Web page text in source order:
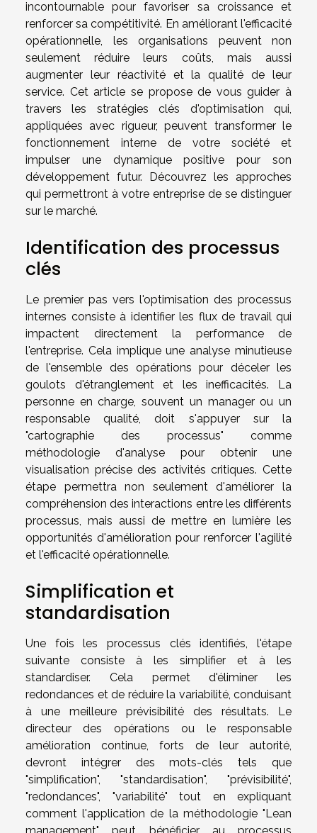
incontournable pour favoriser sa croissance et
renforcer sa compétitivité. En améliorant l'efficacité
opérationnelle, les organisations peuvent non
seulement réduire leurs coûts, mais aussi
augmenter leur réactivité et la qualité de leur
service. Cet article se propose de vous guider à
travers les stratégies clés d'optimisation qui,
appliquées avec rigueur, peuvent transformer le
fonctionnement interne de votre société et
impulser une dynamique positive pour son
développement futur. Découvrez les approches
qui permettront à votre entreprise de se distinguer
sur le marché.
Identification des processus
clés
Le premier pas vers l'optimisation des processus
internes consiste à identifier les flux de travail qui
impactent directement la performance de
l'entreprise. Cela implique une analyse minutieuse
de l'ensemble des opérations pour déceler les
goulots d'étranglement et les inefficacités. La
personne en charge, souvent un manager ou un
responsable qualité, doit s'appuyer sur la
"cartographie des processus" comme
méthodologie d'analyse pour obtenir une
visualisation précise des activités critiques. Cette
étape permettra non seulement d'améliorer la
compréhension des interactions entre les différents
processus, mais aussi de mettre en lumière les
opportunités d'amélioration pour renforcer l'agilité
et l'efficacité opérationnelle.
Simplification et
standardisation
Une fois les processus clés identifiés, l'étape
suivante consiste à les simplifier et à les
standardiser. Cela permet d'éliminer les
redondances et de réduire la variabilité, conduisant
à une meilleure prévisibilité des résultats. Le
directeur des opérations ou le responsable
amélioration continue, forts de leur autorité,
devront intégrer des mots-clés tels que
"simplification", "standardisation", "prévisibilité",
"redondances", "variabilité" tout en expliquant
comment l'application de la méthodologie "Lean